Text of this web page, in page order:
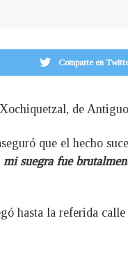
Comparte en
de
que el hecho
suegra fue
hasta la referida